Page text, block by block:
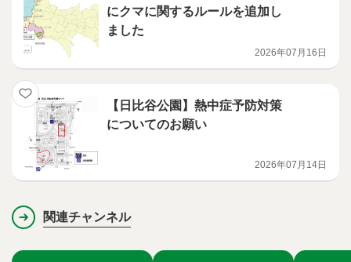
にクマに関するルールを追加し
ました
2026年07月16日
【日比谷公園】熱中症予防対策
についてのお願い
2026年07月14日
関連チャンネル